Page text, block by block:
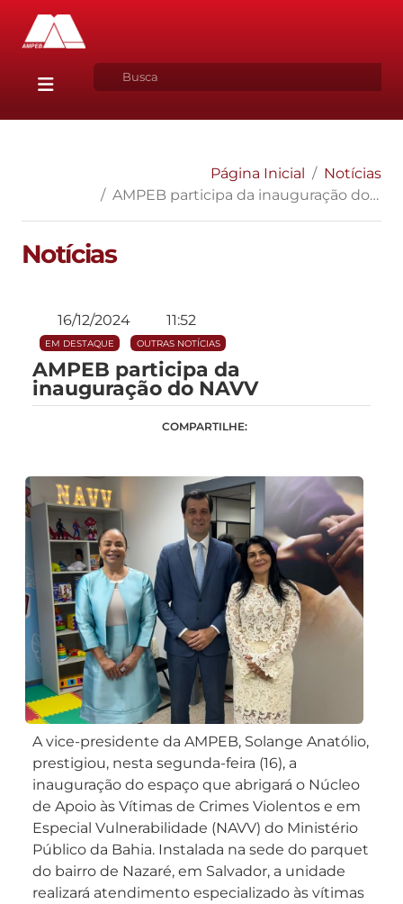
Página Inicial
Notícias
AMPEB participa da inauguração do NAVV
Notícias
16/12/2024 11:52
EM DESTAQUE OUTRAS NOTÍCIAS
AMPEB participa da
inauguração do NAVV
COMPARTILHE:
A vice-presidente da AMPEB, Solange Anatólio,
prestigiou, nesta segunda-feira (16), a
inauguração do espaço que abrigará o Núcleo
de Apoio às Vítimas de Crimes Violentos e em
Especial Vulnerabilidade (NAVV) do Ministério
Público da Bahia. Instalada na sede do parquet
do bairro de Nazaré, em Salvador, a unidade
realizará atendimento especializado às vítimas